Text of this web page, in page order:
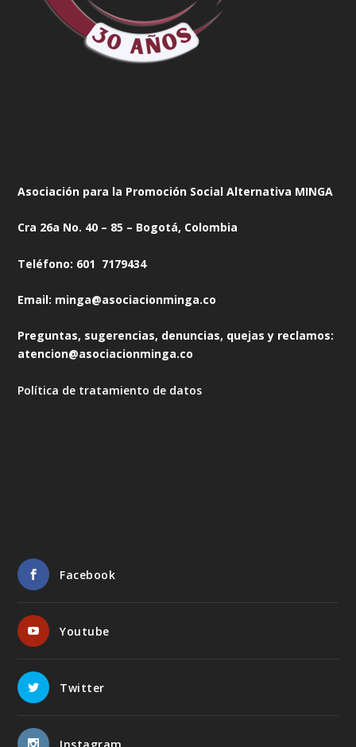
Asociación para la Promoción Social Alternativa MINGA
Cra 26a No. 40 – 85 – Bogotá, Colombia
Teléfono: 601 7179434
Email: minga@asociacionminga.co
Preguntas, sugerencias, denuncias, quejas y reclamos:
atencion@asociacionminga.co
Política de tratamiento de datos
Facebook
Youtube
Twitter